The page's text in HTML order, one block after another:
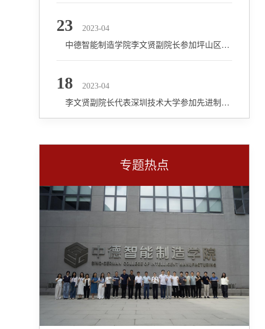
23
2023-04
中德智能制造学院李文贤副院长参加坪山区“我为企业聚英才”政策交流活动
18
2023-04
李文贤副院长代表深圳技术大学参加先进制造业产业集群创新发展论坛
专题热点